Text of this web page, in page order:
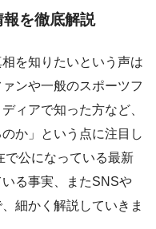
を徹底解説
を知りたいという声は
ンや一般のスポーツフ
ィアで知った方など、
か」という点に注目し
で公になっている最新
る事実、またSNSや
細かく解説していきま